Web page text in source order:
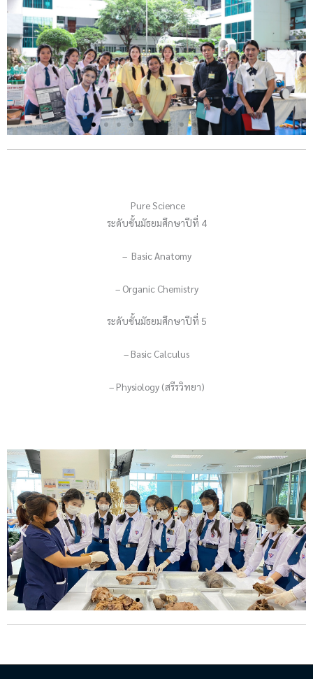
Pure Science
ระดับชั้นมัธยมศึกษาปีที่ 4
– Basic Anatomy
– Organic Chemistry
ระดับชั้นมัธยมศึกษาปีที่ 5
– Basic Calculus
– Physiology (สรีรวิทยา)